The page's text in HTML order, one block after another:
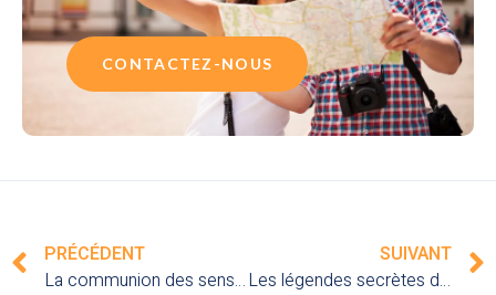
CONTACTEZ-NOUS
PRÉCÉDENT
La communion des sens dans les marchés andins du Pérou : une expérience gustative et olfactive enivrante
SUIVANT
Les légendes secrètes de l’Amérique du Sud : un périple initiatique à la découverte du patrimoine immatériel et mystique